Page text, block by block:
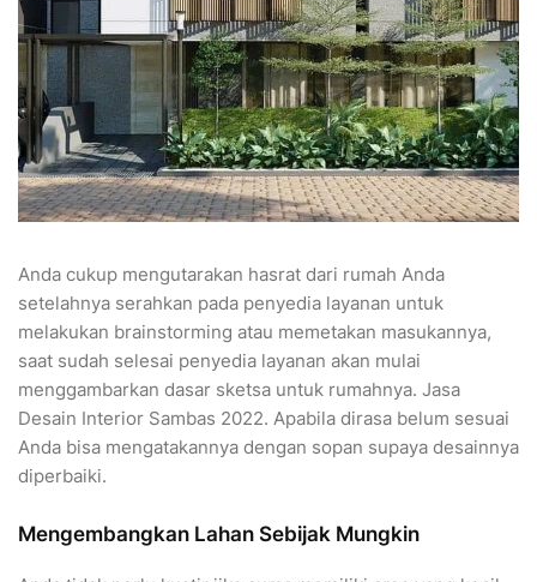
Anda cukup mengutarakan hasrat dari rumah Anda
setelahnya serahkan pada penyedia layanan untuk
melakukan brainstorming atau memetakan masukannya,
saat sudah selesai penyedia layanan akan mulai
menggambarkan dasar sketsa untuk rumahnya. Jasa
Desain Interior Sambas 2022. Apabila dirasa belum sesuai
Anda bisa mengatakannya dengan sopan supaya desainnya
diperbaiki.
Mengembangkan Lahan Sebijak Mungkin